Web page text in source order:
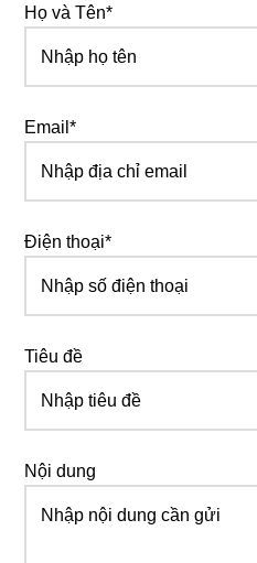
Họ và Tên*
Email*
Điện thoại*
Tiêu đề
Nội dung